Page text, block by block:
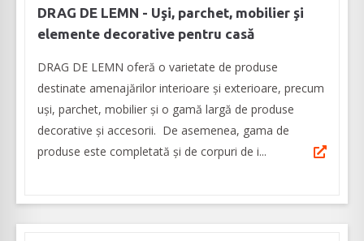
DRAG DE LEMN - Uşi, parchet, mobilier şi
elemente decorative pentru casă
DRAG DE LEMN oferă o varietate de produse
destinate amenajărilor interioare şi exterioare, precum
uşi, parchet, mobilier şi o gamă largă de produse
decorative şi accesorii. De asemenea, gama de
produse este completată şi de corpuri de i...